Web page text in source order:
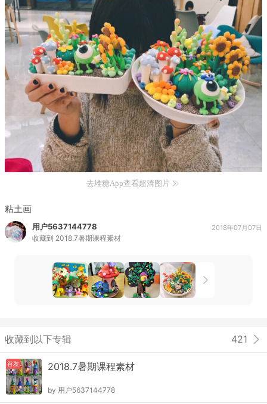
去堆糖App查看超清图片
粘土画
用户5637144778
收藏到 2018.7暑期课程素材
2018年07月07日
收藏到以下专辑 421
首发 2018.7暑期课程素材
by 用户5637144778